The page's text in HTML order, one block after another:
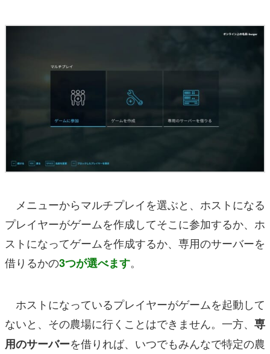
メニューからマルチプレイを選ぶと、ホストになる
プレイヤーがゲームを作成してそこに参加するか、ホ
ストになってゲームを作成するか、専用のサーバーを
借りるかの3つが選べます。
ホストになっているプレイヤーがゲームを起動して
ないと、その農場に行くことはできません。一方、 専
用のサーバーを借りれば、いつでもみんなで特定の農